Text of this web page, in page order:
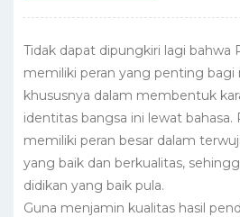
Tidak dapat dipungkiri lagi bahwa
memiliki peran yang penting bagi
khususnya dalam membentuk
identitas bangsa ini lewat bahasa.
memiliki peran besar dalam
yang baik dan berkualitas,
didikan yang baik pula.
Guna menjamin kualitas hasil